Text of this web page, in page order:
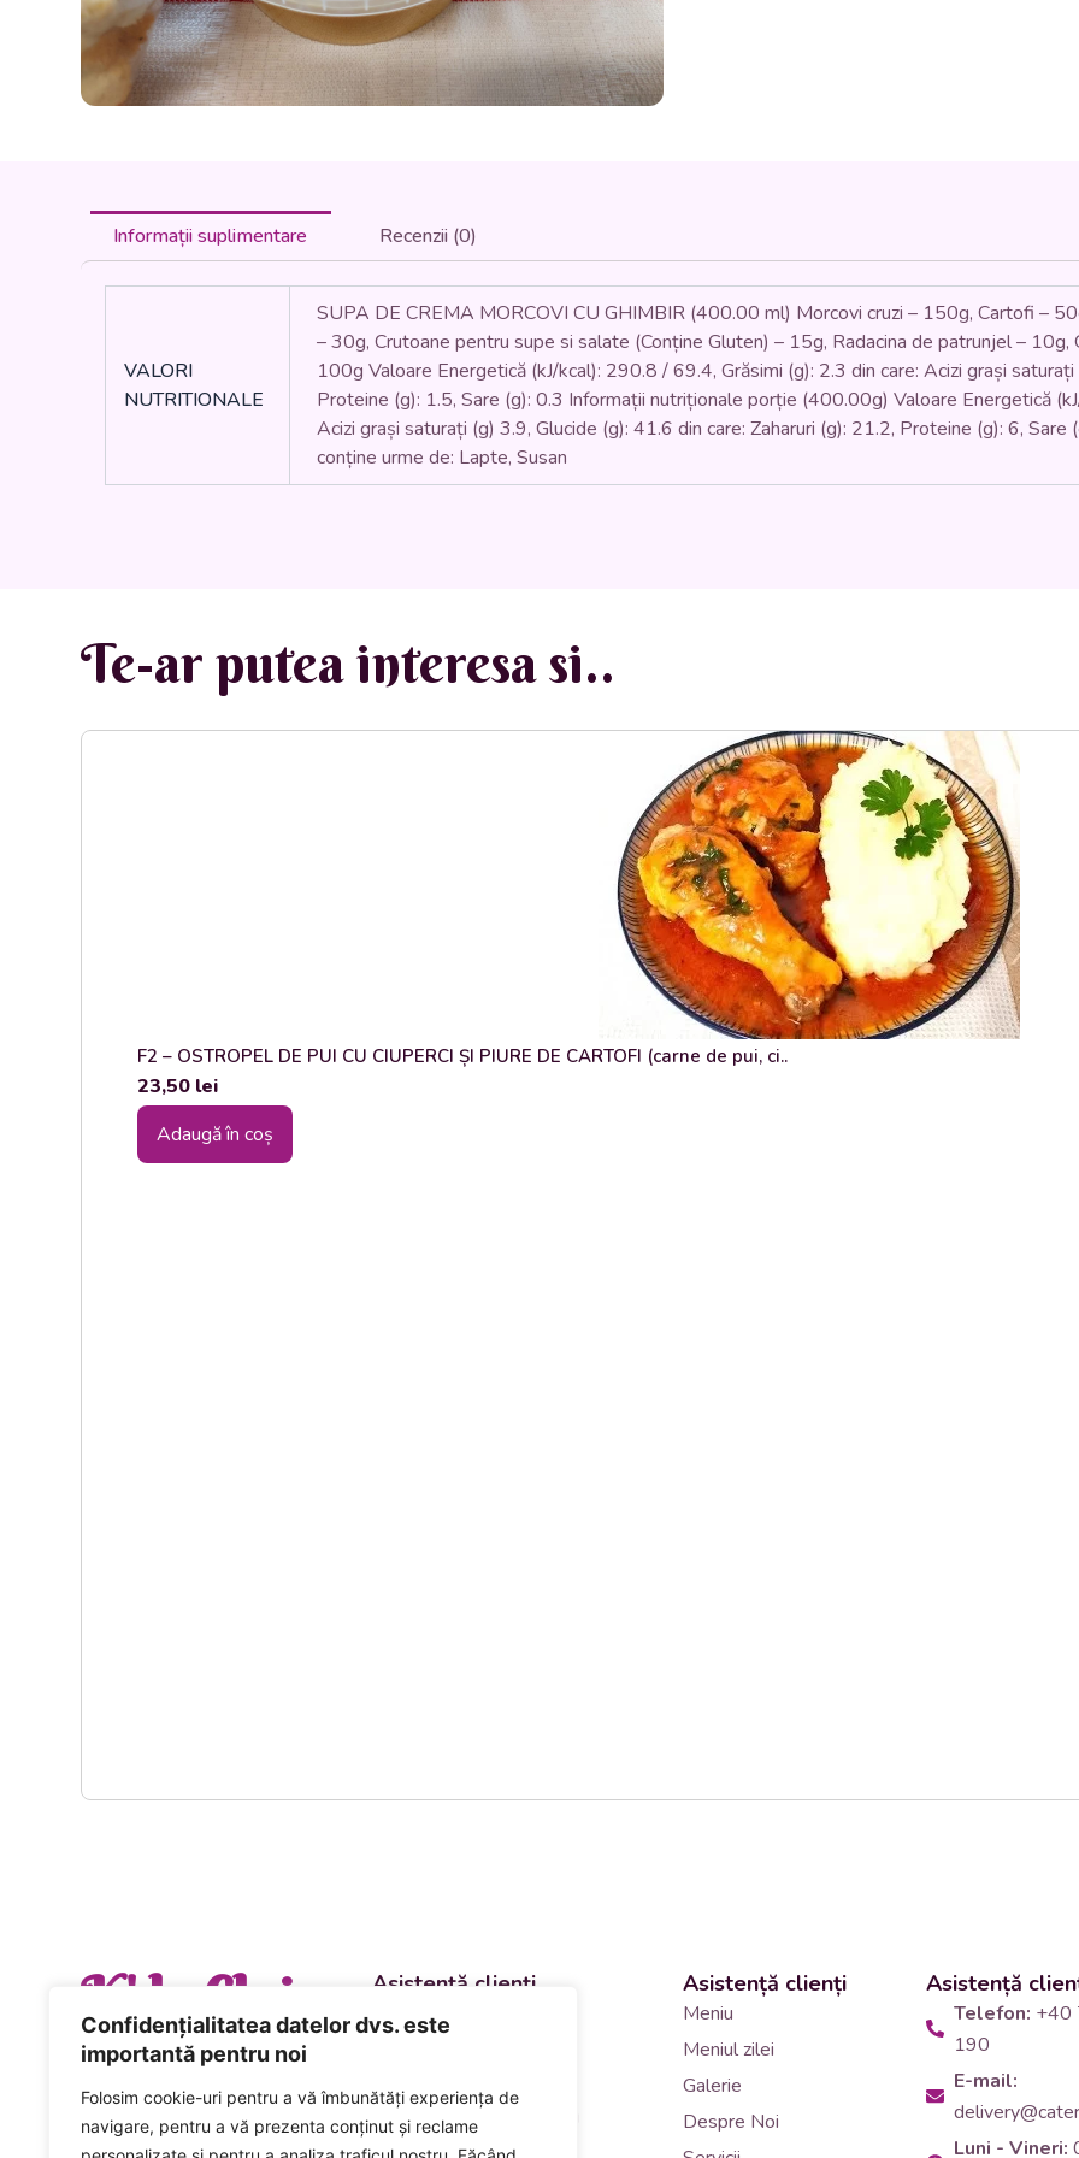
Confidențialitatea datelor dvs. este
importantă pentru noi
Folosim cookie-uri pentru a vă îmbunătăți experiența de
navigare, pentru a vă prezenta conținut și reclame
(morcovi,
telina,
400
ml.
Informații suplimentare Recenzii (0)
VALORI
NUTRITIONALE
SUPA DE CREMA MORCOVI CU GHIMBIR (400.00 ml) Morcovi cruzi – 150g, Cartofi –
– 30g, Crutoane pentru supe si salate (Conține Gluten) – 15g, Radacina de patrunjel –
100g Valoare Energetică (kJ/kcal): 290.8 / 69.4, Grăsimi (g): 2.3 din care: Acizi grași
Proteine (g): 1.5, Sare (g): 0.3 Informații nutriționale porție (400.00g) Valoare Energetică
Acizi grași saturați (g) 3.9, Glucide (g): 41.6 din care: Zaharuri (g): 21.2, Proteine (g): 6,
conține urme de: Lapte, Susan
Te-ar putea interesa si..
F2 – OSTROPEL DE PUI CU CIUPERCI ȘI PIURE DE CARTOFI (carne de pui, ci..
23,50 lei
Adaugă în coș
K' la Cluj Asistență clienți
Departament vânzări și
Comenzi și livrări catering
Asistență clienți
Meniu
Meniul zilei
Galerie
Despre Noi
Asistență
Telefon: +40
190
E-mail:
Luni - Vineri: